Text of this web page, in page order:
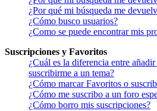
¿Por qué mi búsqueda me
¿Cómo busco usuarios?
¿Como se puede encontrar mis
Suscripciones y Favoritos
¿Cuál es la diferencia entre
suscribirme a un tema?
¿Cómo marcar Favoritos o
¿Cómo me suscribo a un foro
¿Cómo borro mis suscripciones?